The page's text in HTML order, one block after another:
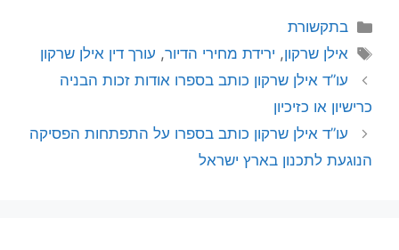
קטגוריות
בתקשורת
תגיות
אילן שרקון, ירידת מחירי הדיור, עורך דין אילן שרקון
עו”ד אילן שרקון כותב בספרו אודות זכות הבניה
כרישיון או כזיכיון
עו”ד אילן שרקון כותב בספרו על התפתחות הפסיקה
הנוגעת לתכנון בארץ ישראל